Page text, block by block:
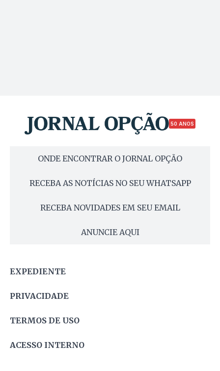
50 ANOS
ONDE ENCONTRAR O JORNAL OPÇÃO
RECEBA AS NOTÍCIAS NO SEU WHATSAPP
RECEBA NOVIDADES EM SEU EMAIL
ANUNCIE AQUI
EXPEDIENTE
PRIVACIDADE
TERMOS DE USO
ACESSO INTERNO